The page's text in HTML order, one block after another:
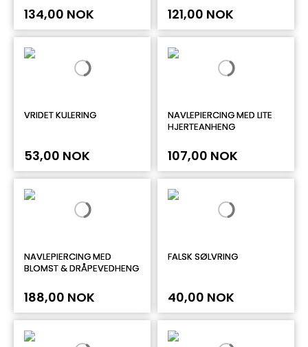
134,00 NOK 121,00 NOK
VRIDET KULERING
53,00 NOK
NAVLEPIERCING MED LITE
HJERTEANHENG
107,00 NOK
NAVLEPIERCING MED
BLOMST & DRÅPEVEDHENG
188,00 NOK
FALSK SØLVRING
40,00 NOK